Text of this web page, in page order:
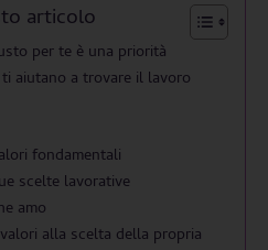
articolo
per te è una priorità
aiutano a trovare il lavoro
fondamentali
scelte lavorative
amo
alla scelta della propria